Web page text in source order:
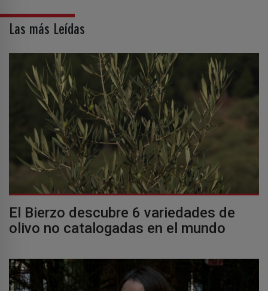
Las más Leídas
El Bierzo descubre 6 variedades de
olivo no catalogadas en el mundo